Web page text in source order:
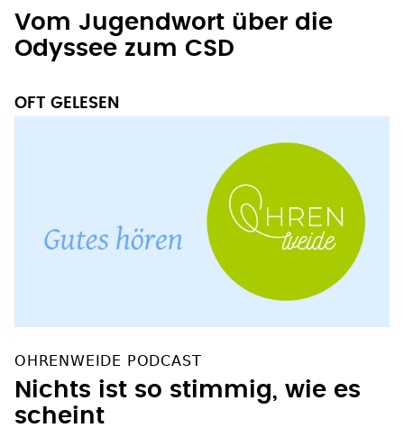
PODCAST PFARRER UND NERD
Vom Jugendwort über die
Odyssee zum CSD
OFT GELESEN
OHRENWEIDE PODCAST
Nichts ist so stimmig, wie es